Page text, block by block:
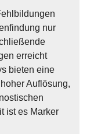
nur
erreicht
bieten eine
Auflösung,
ist es Marker